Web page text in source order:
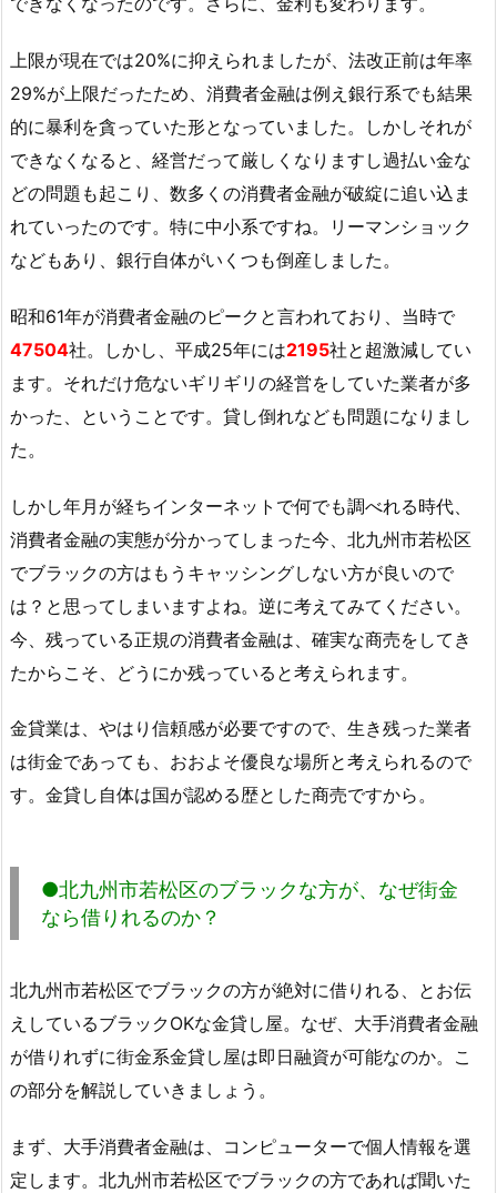
上限が現在では20%に抑えられましたが、法改正前は年率
29%が上限だったため、消費者金融は例え銀行系でも結果
的に暴利を貪っていた形となっていました。しかしそれが
できなくなると、経営だって厳しくなりますし過払い金な
どの問題も起こり、数多くの消費者金融が破綻に追い込ま
れていったのです。特に中小系ですね。リーマンショック
などもあり、銀行自体がいくつも倒産しました。
昭和61年が消費者金融のピークと言われており、当時で
47504社。しかし、平成25年には2195社と超激減してい
ます。それだけ危ないギリギリの経営をしていた業者が多
かった、ということです。貸し倒れなども問題になりまし
た。
しかし年月が経ちインターネットで何でも調べれる時代、
消費者金融の実態が分かってしまった今、北九州市若松区
でブラックの方はもうキャッシングしない方が良いので
は？と思ってしまいますよね。逆に考えてみてください。
今、残っている正規の消費者金融は、確実な商売をしてき
たからこそ、どうにか残っていると考えられます。
金貸業は、やはり信頼感が必要ですので、生き残った業者
は街金であっても、おおよそ優良な場所と考えられるので
す。金貸し自体は国が認める歴とした商売ですから。
●北九州市若松区のブラックな方が、なぜ街金
なら借りれるのか？
北九州市若松区でブラックの方が絶対に借りれる、とお伝
えしているブラックOKな金貸し屋。なぜ、大手消費者金融
が借りれずに街金系金貸し屋は即日融資が可能なのか。こ
の部分を解説していきましょう。
まず、大手消費者金融は、コンピューターで個人情報を選
定します。北九州市若松区でブラックの方であれば聞いた